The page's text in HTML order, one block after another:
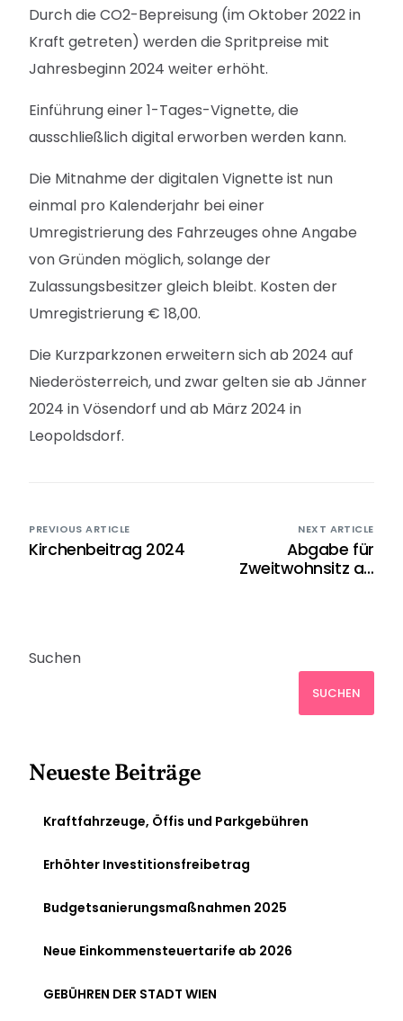
Durch die CO2-Bepreisung (im Oktober 2022 in
Kraft getreten) werden die Spritpreise mit
Jahresbeginn 2024 weiter erhöht.
Einführung einer 1-Tages-Vignette, die
ausschließlich digital erworben werden kann.
Die Mitnahme der digitalen Vignette ist nun
einmal pro Kalenderjahr bei einer
Umregistrierung des Fahrzeuges ohne Angabe
von Gründen möglich, solange der
Zulassungsbesitzer gleich bleibt. Kosten der
Umregistrierung € 18,00.
Die Kurzparkzonen erweitern sich ab 2024 auf
Niederösterreich, und zwar gelten sie ab Jänner
2024 in Vösendorf und ab März 2024 in
Leopoldsdorf.
PREVIOUS ARTICLE
Kirchenbeitrag 2024
NEXT ARTICLE
Abgabe für
Zweitwohnsitz ab
Suchen
SUCHEN
Neueste Beiträge
Kraftfahrzeuge, Öffis und Parkgebühren
Erhöhter Investitionsfreibetrag
Budgetsanierungsmaßnahmen 2025
Neue Einkommensteuertarife ab 2026
GEBÜHREN DER STADT WIEN